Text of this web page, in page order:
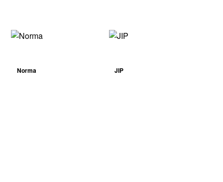
Norma JIP